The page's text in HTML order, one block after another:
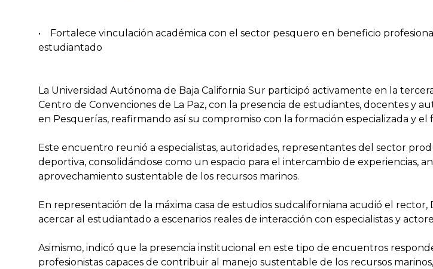
• Fortalece vinculación académica con el sector pesquero en beneficio
estudiantado
La Universidad Autónoma de Baja California Sur participó activamente en la
Centro de Convenciones de La Paz, con la presencia de estudiantes, docentes y
en Pesquerías, reafirmando así su compromiso con la formación especializada y
Este encuentro reunió a especialistas, autoridades, representantes del sector
deportiva, consolidándose como un espacio para el intercambio de experiencias,
aprovechamiento sustentable de los recursos marinos.
En representación de la máxima casa de estudios sudcaliforniana acudió el
acercar al estudiantado a escenarios reales de interacción con especialistas y
Asimismo, indicó que la presencia institucional en este tipo de encuentros
profesionistas capaces de contribuir al manejo sustentable de los recursos